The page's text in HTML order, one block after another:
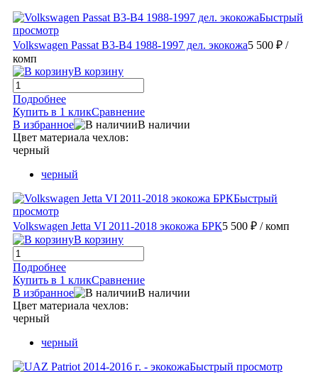
Быстрый
просмотр
Volkswagen Passat B3-B4 1988-1997 дел. экокожа5 500 ₽ /
комп
В корзину
Подробнее
Купить в 1 кликСравнение
В избранное
В наличии
Цвет материала чехлов:
черный
черный
Быстрый
просмотр
Volkswagen Jetta VI 2011-2018 экокожа БРК5 500 ₽ / комп
В корзину
Подробнее
Купить в 1 кликСравнение
В избранное
В наличии
Цвет материала чехлов:
черный
черный
Быстрый просмотр